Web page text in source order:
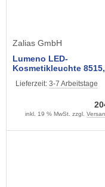
Zalias GmbH
Lumeno LED-
Kosmetikleuchte
Roll-Bodenstativ im
Lieferzeit: 3-7 Arbeitstage
inkl. 19 % MwSt. zzgl.